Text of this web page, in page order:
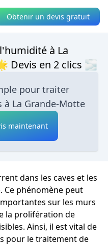
Obtenir un devis gratuit
à La
Devis en 2 clics 🌫
pour traiter
La Grande-Motte
maintenant
dans les caves et les
Ce phénomène peut
sur les murs
la prolifération de
Ainsi, il est vital de
pour le traitement de